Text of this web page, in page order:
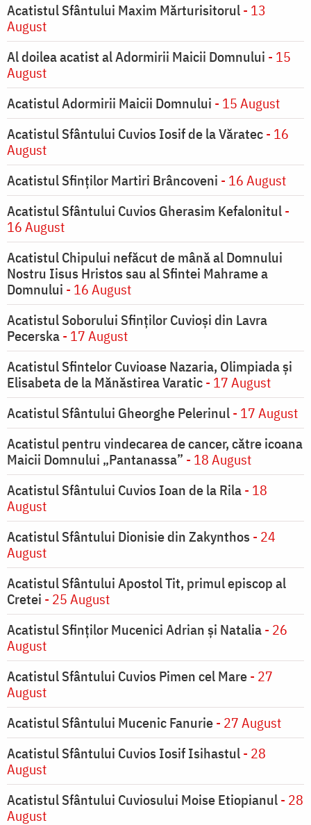
Acatistul Sfântului Maxim Mărturisitorul- 13
August
Al doilea acatist al Adormirii Maicii Domnului - 15
August
Acatistul Adormirii Maicii Domnului - 15 August
Acatistul Sfântului Cuvios Iosif de la Văratec- 16
August
Acatistul Sfinților Martiri Brâncoveni - 16 August
Acatistul Sfântului Cuvios Gherasim Kefalonitul-
16 August
Acatistul Chipului nefăcut de mână al Domnului
Nostru Iisus Hristos sau al Sfintei Mahrame a
Domnului - 16 August
Acatistul Soborului Sfinților Cuvioși din Lavra
Pecerska- 17 August
Acatistul Sfintelor Cuvioase Nazaria, Olimpiada și
Elisabeta de la Mănăstirea Varatic- 17 August
Acatistul Sfântului Gheorghe Pelerinul- 17 August
Acatistul pentru vindecarea de cancer, către icoana
Maicii Domnului „Pantanassa” - 18 August
Acatistul Sfântului Cuvios Ioan de la Rila- 18
August
Acatistul Sfântului Dionisie din Zakynthos - 24
August
Acatistul Sfântului Apostol Tit, primul episcop al
Cretei - 25 August
Acatistul Sfinților Mucenici Adrian și Natalia- 26
August
Acatistul Sfântului Cuvios Pimen cel Mare- 27
August
Acatistul Sfântului Mucenic Fanurie- 27 August
Acatistul Sfântului Cuvios Iosif Isihastul- 28
August
Acatistul Sfântului Cuviosului Moise Etiopianul- 28
August